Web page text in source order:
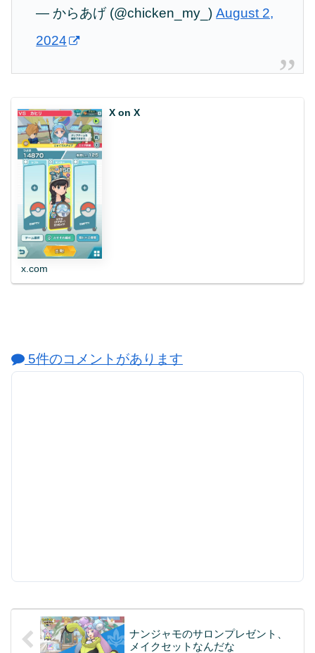
— からあげ (@chicken_my_)August 2,
2024
X on X
x.com
5件のコメントがあります
ナンジャモのサロンプレゼント、
メイクセットなんだな